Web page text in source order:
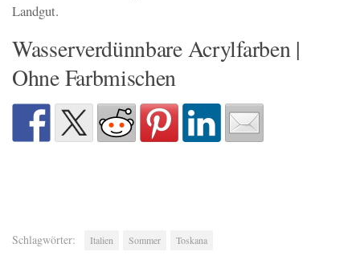
Landgut.
Wasserverdünnbare Acrylfarben |
Ohne Farbmischen
Schlagwörter: Italien Sommer Toskana